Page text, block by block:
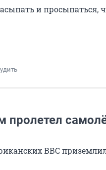
и просыпаться,
пролетел
ВВС